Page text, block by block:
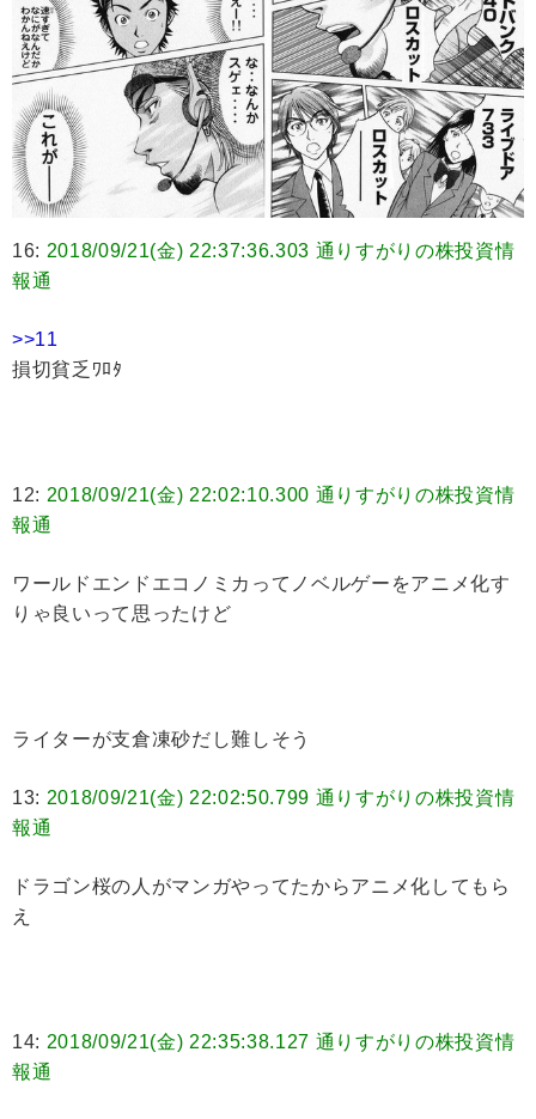
16: 2018/09/21(金) 22:37:36.303 通りすがりの株投資情
報通
>>11
損切貧乏ﾜﾛﾀ
12: 2018/09/21(金) 22:02:10.300 通りすがりの株投資情
報通
ワールドエンドエコノミカってノベルゲーをアニメ化す
りゃ良いって思ったけど
ライターが支倉凍砂だし難しそう
13: 2018/09/21(金) 22:02:50.799 通りすがりの株投資情
報通
ドラゴン桜の人がマンガやってたからアニメ化してもら
え
14: 2018/09/21(金) 22:35:38.127 通りすがりの株投資情
報通